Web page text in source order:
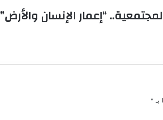
“إعمار الإنسان والأرض”
بـ *